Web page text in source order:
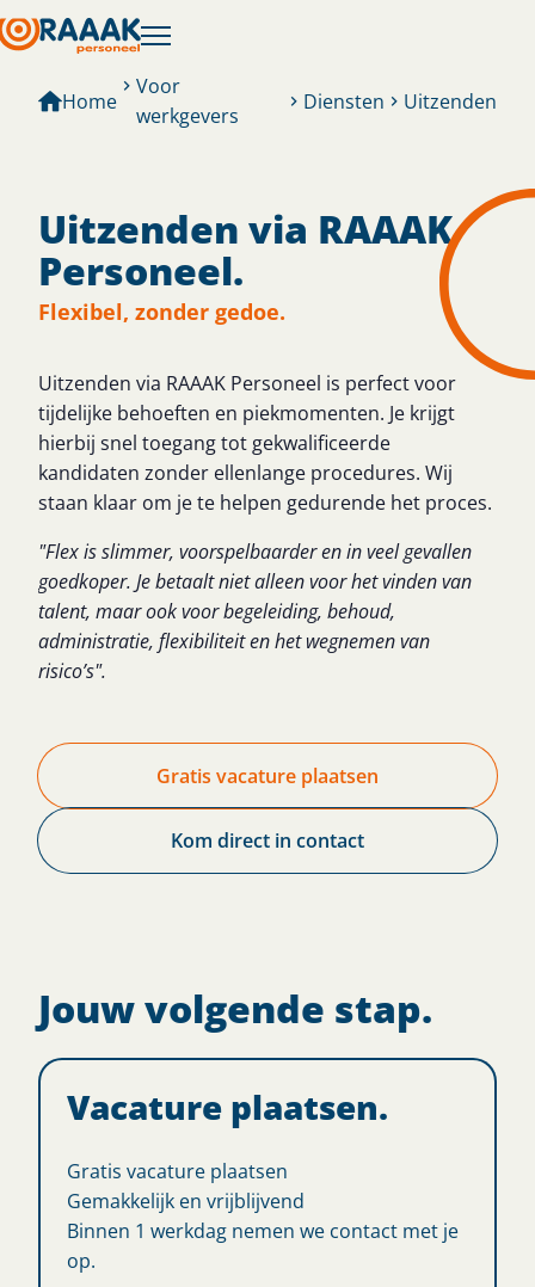
Home
Voor
werkgevers
Diensten Uitzenden
Uitzenden via RAAAK
Personeel.
Flexibel, zonder gedoe.
Uitzenden via RAAAK Personeel is perfect voor
tijdelijke behoeften en piekmomenten. Je krijgt
hierbij snel toegang tot gekwalificeerde
kandidaten zonder ellenlange procedures. Wij
staan klaar om je te helpen gedurende het proces.
"Flex is slimmer, voorspelbaarder en in veel gevallen
goedkoper. Je betaalt niet alleen voor het vinden van
talent, maar ook voor begeleiding, behoud,
administratie, flexibiliteit en het wegnemen van
risico’s".
Gratis vacature plaatsen
Kom direct in contact
Jouw volgende stap.
Vacature plaatsen.
Gratis vacature plaatsen
Gemakkelijk en vrijblijvend
Binnen 1 werkdag nemen we contact met je
op.